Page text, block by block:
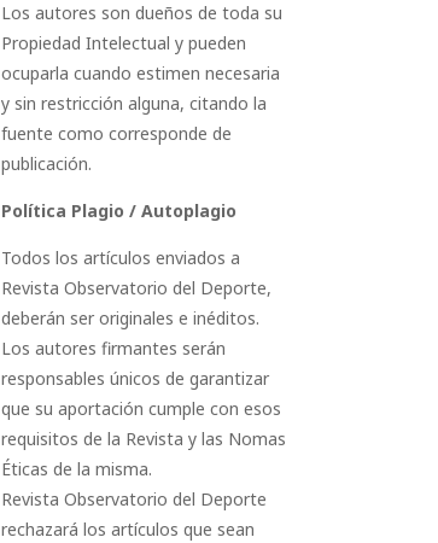
Los autores son dueños de toda su
Propiedad Intelectual y pueden
ocuparla cuando estimen necesaria
y sin restricción alguna, citando la
fuente como corresponde de
publicación.
Política Plagio / Autoplagio
Todos los artículos enviados a
Revista Observatorio del Deporte,
deberán ser originales e inéditos.
Los autores firmantes serán
responsables únicos de garantizar
que su aportación cumple con esos
requisitos de la Revista y las Nomas
Éticas de la misma.
Revista Observatorio del Deporte
rechazará los artículos que sean